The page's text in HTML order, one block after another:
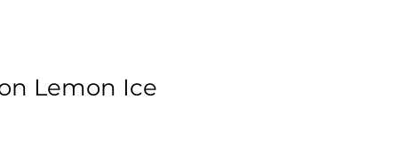
Lemon Ice